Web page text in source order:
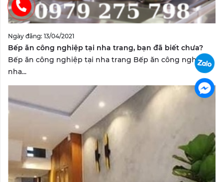
Ngày đăng: 13/04/2021
Bếp ăn công nghiệp tại nha trang, bạn đã biết chưa?
Bếp ăn công nghiệp tại nha trang Bếp ăn công nghiệp
nha...